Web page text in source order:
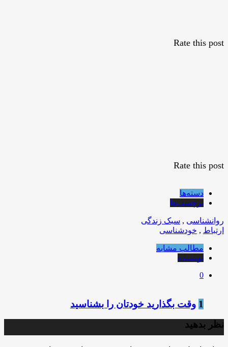
Rate this post
Rate this post
دسته‌ها
برچسب‌ها
روانشناسی , سبک زندگی
ارتباط , خودشناسی
مطالب مشابه
نویسنده
0
1 وقت بگذارید خودتان را بشناسید
نظر بدهید